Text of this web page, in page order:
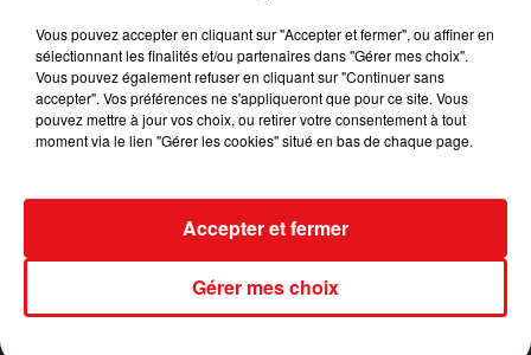
INCENDIES : 184 PERSONNES INTERPELLÉES DEPUIS DÉBUT
JUILLET, DES...
Vous pouvez accepter en cliquant sur "Accepter et fermer", ou affiner en
sélectionnant les finalités et/ou partenaires dans "Gérer mes choix".
Vous pouvez également refuser en cliquant sur "Continuer sans
accepter". Vos préférences ne s'appliqueront que pour ce site. Vous
pouvez mettre à jour vos choix, ou retirer votre consentement à tout
moment via le lien "Gérer les cookies" situé en bas de chaque page.
Gérer mes choix
Accepter et fermer